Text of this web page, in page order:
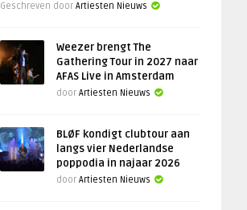
Geschreven door Artiesten Nieuws
Weezer brengt The
Gathering Tour in 2027 naar
AFAS Live in Amsterdam
door Artiesten Nieuws
BLØF kondigt clubtour aan
langs vier Nederlandse
poppodia in najaar 2026
door Artiesten Nieuws